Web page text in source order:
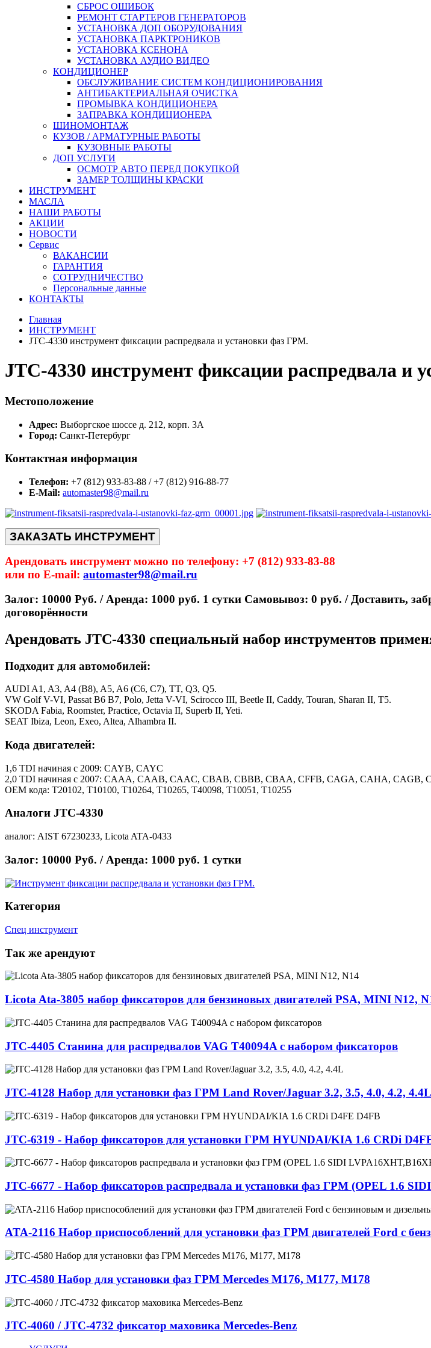
СБРОС ОШИБОК
РЕМОНТ СТАРТЕРОВ ГЕНЕРАТОРОВ
УСТАНОВКА ДОП ОБОРУДОВАНИЯ
УСТАНОВКА ПАРКТРОНИКОВ
УСТАНОВКА КСЕНОНА
УСТАНОВКА АУДИО ВИДЕО
КОНДИЦИОНЕР
ОБСЛУЖИВАНИЕ СИСТЕМ КОНДИЦИОНИРОВАНИЯ
АНТИБАКТЕРИАЛЬНАЯ ОЧИСТКА
ПРОМЫВКА КОНДИЦИОНЕРА
ЗАПРАВКА КОНДИЦИОНЕРА
ШИНОМОНТАЖ
КУЗОВ / АРМАТУРНЫЕ РАБОТЫ
КУЗОВНЫЕ РАБОТЫ
ДОП УСЛУГИ
ОСМОТР АВТО ПЕРЕД ПОКУПКОЙ
ЗАМЕР ТОЛЩИНЫ КРАСКИ
ИНСТРУМЕНТ
МАСЛА
НАШИ РАБОТЫ
АКЦИИ
НОВОСТИ
Сервис
ВАКАНСИИ
ГАРАНТИЯ
СОТРУДНИЧЕСТВО
Персональные данные
КОНТАКТЫ
Главная
ИНСТРУМЕНТ
JTC-4330 инструмент фиксации распредвала и установки фаз ГРМ.
JTC-4330 инструмент фиксации распредвала и
Местоположение
Адрес: Выборгское шоссе д. 212, корп. 3А
Город: Санкт-Петербург
Контактная информация
Телефон: +7 (812) 933-83-88 / +7 (812) 916-88-77
E-Mail: automaster98@mail.ru
ЗАКАЗАТЬ ИНСТРУМЕНТ
Арендовать инструмент можно по телефону: +7 (812) 933-83-88
или по E-mail: automaster98@mail.ru
Залог: 10000 Руб. / Аренда: 1000 руб. 1 сутки Самовывоз: 0 руб. / Доставить,
договорённости
Арендовать JTC-4330 специальный набор инструментов
Подходит для автомобилей:
AUDI A1, A3, A4 (B8), A5, A6 (C6, C7), TT, Q3, Q5.
VW Golf V-VI, Passat B6 B7, Polo, Jetta V-VI, Scirocco III, Beetle II, Caddy, Touran, Sharan II, T5.
SKODA Fabia, Roomster, Practice, Octavia II, Superb II, Yeti.
SEAT Ibiza, Leon, Exeo, Altea, Alhambra II.
Кода двигателей:
1,6 TDI начиная с 2009: CAYB, CAYC
2,0 TDI начиная с 2007: CAAA, CAAB, CAAC, CBAB, CBBB, CBAA, CFFB, CAGA, CAHA,
ОЕМ кода: T20102, T10100, T10264, T10265, T40098, T10051, T10255
Аналоги JTC-4330
аналог: AIST 67230233, Licota ATA-0433
Залог: 10000 Руб. / Аренда: 1000 руб. 1 сутки
Категория
Спец инструмент
Так же арендуют
Licota Ata-3805 набор фиксаторов для бензиновых двигателей PSA, MINI N12,
JТС-4405 Cтанина для распредвалов VAG T40094A с набором фиксаторов
JTC-4128 Набор для установки фаз ГРМ Land Rover/Jaguar 3.2, 3.5, 4.0, 4.2, 4.4L
JTC-6319 - Набор фиксаторов для установки ГРМ HYUNDAI/KIA 1.6 CRDi
JTC-6677 - Набор фиксаторов распредвала и установки фаз ГРМ (OPEL 1.6
ATA-2116 Набор приспособлений для установки фаз ГРМ двигателей Ford с
JTC-4580 Набор для установки фаз ГРМ Mercedes M176, M177, M178
JTC-4060 / JTC-4732 фиксатор маховика Mercedes-Benz